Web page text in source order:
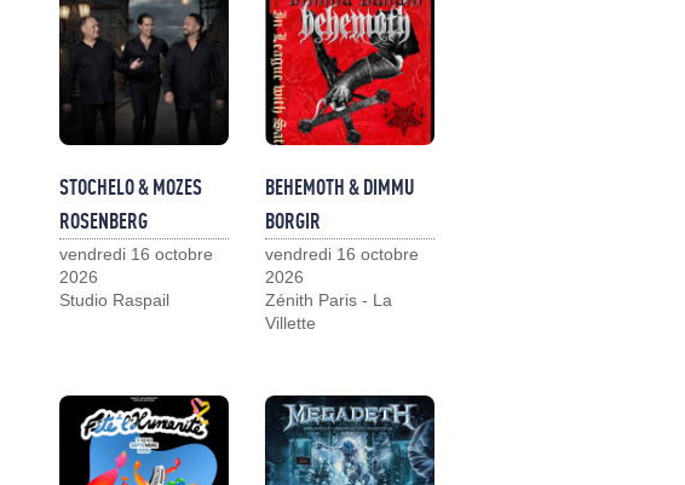
STOCHELO & MOZES
ROSENBERG
vendredi 16 octobre
2026
Studio Raspail
BEHEMOTH & DIMMU
BORGIR
vendredi 16 octobre
2026
Zénith Paris - La
Villette